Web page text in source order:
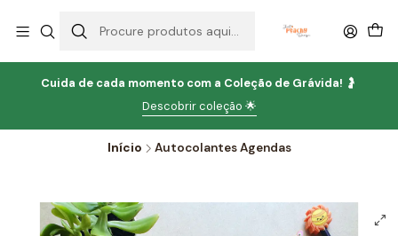
Cuida de cada momento com a Coleção de Grávida! 🤰
Descobrir coleção 🌟
Início Autocolantes Agendas